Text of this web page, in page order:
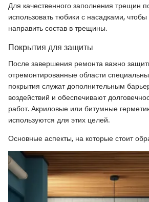
Для качественного заполнения трещин
использовать тюбики с насадками,
направить состав в трещины.
Покрытия для защиты
После завершения ремонта важно
отремонтированные области
покрытия служат дополнительным
воздействий и обеспечивают
работ. Акриловые или битумные
используются для этих целей.
Основные аспекты, на которые стоит